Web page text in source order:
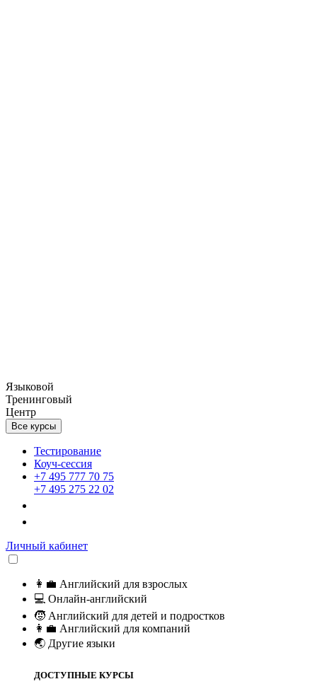
Языковой
Тренинговый
Центр
Все курсы
Тестирование
Коуч-сессия
+7 495 777 70 75
+7 495 275 22 02
Личный кабинет
👩‍💼 Английский для взрослых
💻 Онлайн-английский
🧒 Английский для детей и подростков
👩‍💼 Английский для компаний
🌏 Другие языки
ДОСТУПНЫЕ КУРСЫ